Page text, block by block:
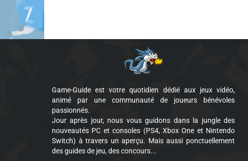
Game-Guide est votre quotidien dédié aux jeux vidéo,
animé par une communauté de joueurs bénévoles
passionnés.
Jour après jour, nous vous guidons dans la jungle des
nouveautés PC et consoles (PS4, Xbox One et Nintendo
Switch) à travers un aperçu. Mais aussi ponctuellement
des guides de jeu, des concours...